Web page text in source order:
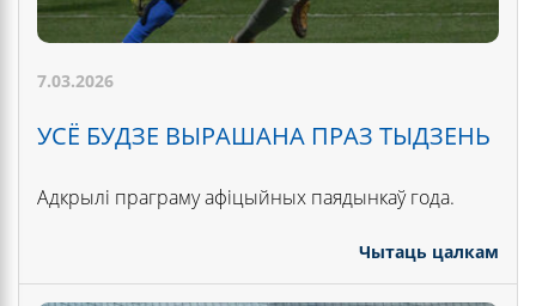
7.03.2026
УСЁ БУДЗЕ ВЫРАШАНА ПРАЗ ТЫДЗЕНЬ
Адкрылі праграму афіцыйных паядынкаў года.
Чытаць цалкам